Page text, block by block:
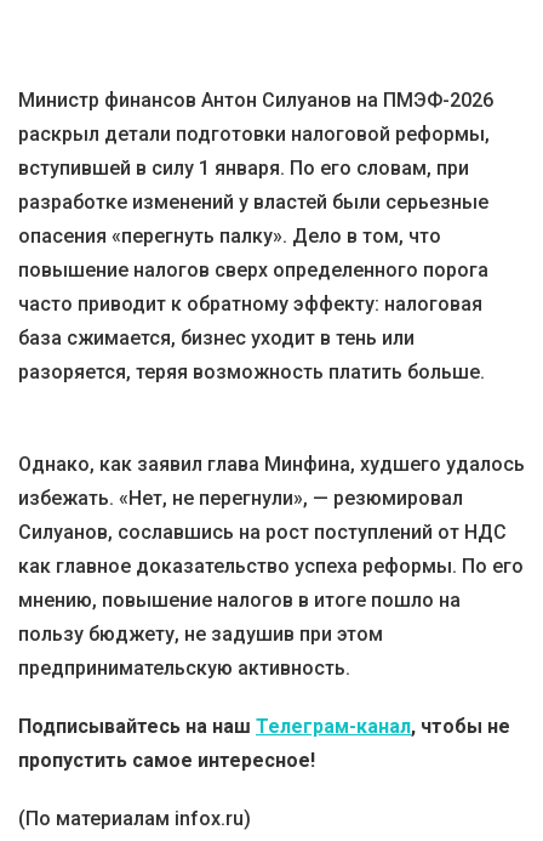
Министр финансов Антон Силуанов на ПМЭФ-2026
раскрыл детали подготовки налоговой реформы,
вступившей в силу 1 января. По его словам, при
разработке изменений у властей были серьезные
опасения «перегнуть палку». Дело в том, что
повышение налогов сверх определенного порога
часто приводит к обратному эффекту: налоговая
база сжимается, бизнес уходит в тень или
разоряется, теряя возможность платить больше.
Однако, как заявил глава Минфина, худшего удалось
избежать. «Нет, не перегнули», — резюмировал
Силуанов, сославшись на рост поступлений от НДС
как главное доказательство успеха реформы. По его
мнению, повышение налогов в итоге пошло на
пользу бюджету, не задушив при этом
предпринимательскую активность.
Подписывайтесь на наш Телеграм-канал, чтобы не
пропустить самое интересное!
(По материалам infox.ru)